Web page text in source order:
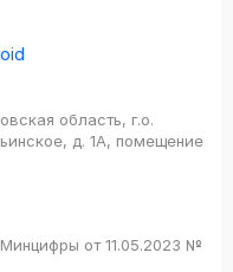
область, г.о.
д. 1А, помещение
от 11.05.2023 №